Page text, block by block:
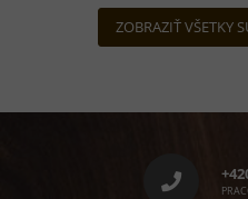
ZOBRAZIŤ VŠETKY
Z